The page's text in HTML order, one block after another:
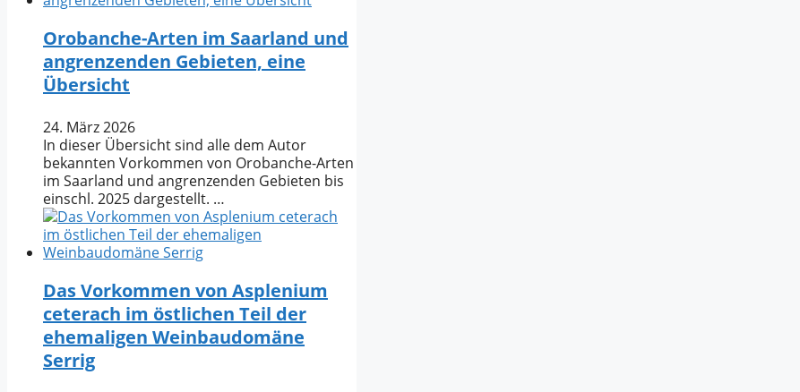
Orobanche-Arten im Saarland und
angrenzenden Gebieten, eine
Übersicht
24. März 2026
In dieser Übersicht sind alle dem Autor
bekannten Vorkommen von Orobanche-Arten
im Saarland und angrenzenden Gebieten bis
einschl. 2025 dargestellt. …
Das Vorkommen von Asplenium
ceterach im östlichen Teil der
ehemaligen Weinbaudomäne
Serrig